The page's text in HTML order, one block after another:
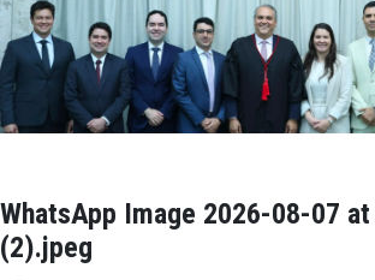
WhatsApp Image 2026-08-07
(2).jpeg